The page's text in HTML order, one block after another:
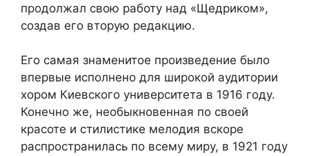
продолжал свою работу над «Щедриком»,
создав его вторую редакцию.
Его самая знаменитое произведение было
впервые исполнено для широкой аудитории
хором Киевского университета в 1916 году.
Конечно же, необыкновенная по своей
красоте и стилистике мелодия вскоре
распространилась по всему миру, в 1921 году